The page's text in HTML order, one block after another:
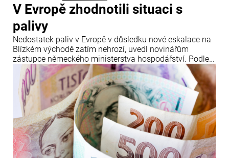
V Evropě zhodnotili situaci s
palivy
Nedostatek paliv v Evropě v důsledku nové eskalace na
Blízkém východě zatím nehrozí, uvedl novinářům
zástupce německého ministerstva hospodářství. Podle
jeho slov se situace v regionu znovu náhle vyostřila.